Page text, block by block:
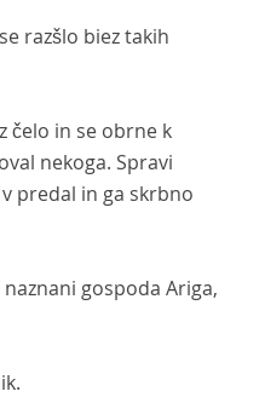
razšlo biez takih
čelo in se obrne k
nekoga. Spravi
predal in ga skrbno
gospoda Ariga,